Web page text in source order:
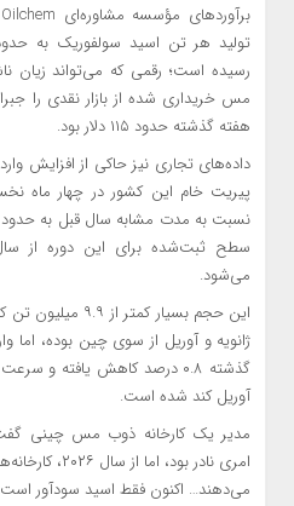
رسیده است؛ رقمی که می‌تواند زیان
مس خریداری ‌شده از بازار نقدی را
هفته گذشته حدود ۱۱۵ دلار بود.
داده‌های تجاری نیز حاکی از افزایش
می‌شود.
این حجم بسیار
ژانویه و آوریل از سوی چین بوده، اما
گذشته ۰.۸ درصد کاهش یافته
آوریل کند شده است.
مدیر یک کارخانه ذوب مس چینی
امری نادر بود،
می‌دهند… اکنون فقط اسید سودآور